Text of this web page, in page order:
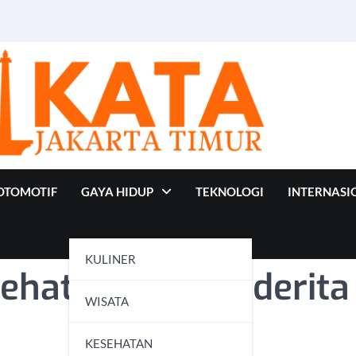
GAYA HIDUP
KULINER
WISATA
KESEHATAN
TEKNOLOGI
untuk Penderita